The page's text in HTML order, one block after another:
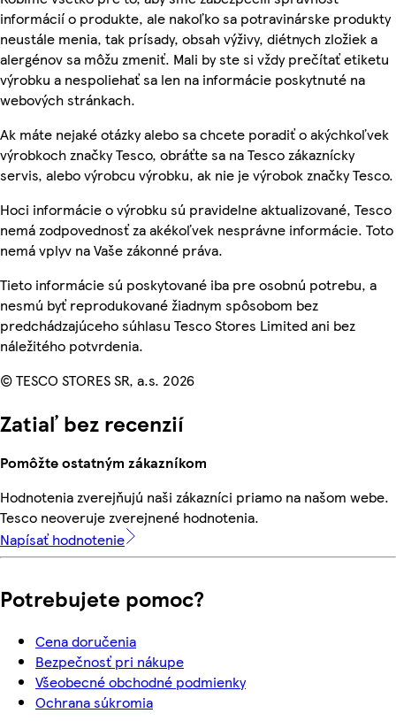
informácií o produkte, ale nakoľko sa potravinárske produkty
neustále menia, tak prísady, obsah výživy, diétnych zložiek a
alergénov sa môžu zmeniť. Mali by ste si vždy prečítať etiketu
výrobku a nespoliehať sa len na informácie poskytnuté na
webových stránkach.
Ak máte nejaké otázky alebo sa chcete poradiť o akýchkoľvek
výrobkoch značky Tesco, obráťte sa na Tesco zákaznícky
servis, alebo výrobcu výrobku, ak nie je výrobok značky Tesco.
Hoci informácie o výrobku sú pravidelne aktualizované, Tesco
nemá zodpovednosť za akékoľvek nesprávne informácie. Toto
nemá vplyv na Vaše zákonné práva.
Tieto informácie sú poskytované iba pre osobnú potrebu, a
nesmú byť reprodukované žiadnym spôsobom bez
predchádzajúceho súhlasu Tesco Stores Limited ani bez
náležitého potvrdenia.
© TESCO STORES SR, a.s. 2026
Zatiaľ bez recenzií
Pomôžte ostatným zákazníkom
Hodnotenia zverejňujú naši zákazníci priamo na našom webe.
Tesco neoveruje zverejnené hodnotenia.
Napísať hodnotenie
Potrebujete pomoc?
Cena doručenia
Bezpečnosť pri nákupe
Všeobecné obchodné podmienky
Ochrana súkromia